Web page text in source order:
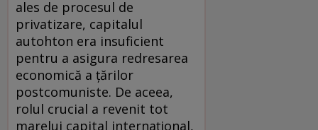
ales de procesul de
privatizare, capitalul
autohton era insuficient
pentru a asigura redresarea
economică a ţărilor
postcomuniste. De aceea,
rolul crucial a revenit tot
marelui capital internaţional,